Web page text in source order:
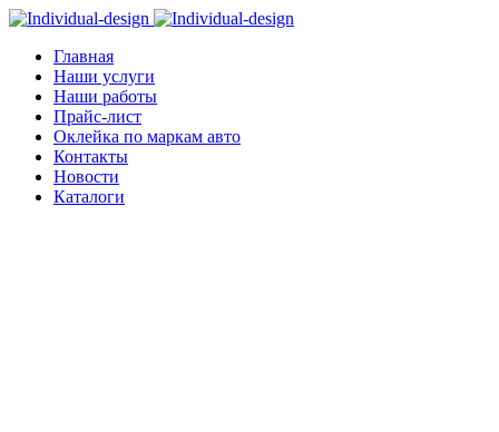
Главная
Наши услуги
Наши работы
Прайс-лист
Оклейка по маркам авто
Контакты
Новости
Каталоги